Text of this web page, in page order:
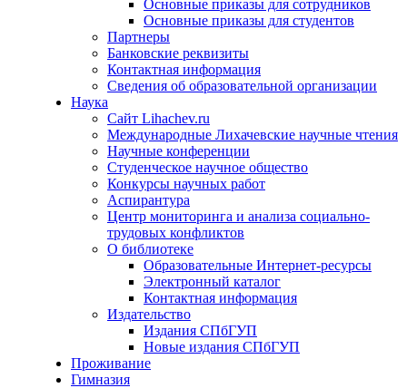
Основные приказы для сотрудников
Основные приказы для студентов
Партнеры
Банковские реквизиты
Контактная информация
Сведения об образовательной организации
Наука
Сайт Lihachev.ru
Международные Лихачевские научные чтения
Научные конференции
Студенческое научное общество
Конкурсы научных работ
Аспирантура
Центр мониторинга и анализа социально-
трудовых конфликтов
О библиотеке
Образовательные Интернет-ресурсы
Электронный каталог
Контактная информация
Издательство
Издания СПбГУП
Новые издания СПбГУП
Проживание
Гимназия